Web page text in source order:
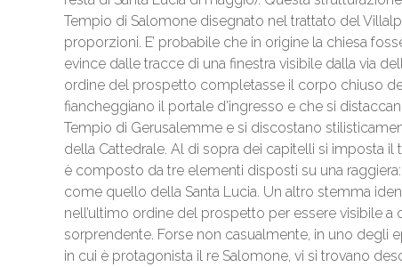
Tempio di Salomone disegnato nel trattato del
proporzioni. E’ probabile che in origine la chiesa
evince dalle tracce di una finestra visibile dalla via
ordine del prospetto completasse il corpo chiuso
fiancheggiano il portale d’ingresso e che si
Tempio di Gerusalemme e si discostano
della Cattedrale. Al di sopra dei capitelli si imposta
è composto da tre elementi disposti su una
come quello della Santa Lucia. Un altro stemma
nell’ultimo ordine del prospetto per essere visibile a
sorprendente. Forse non casualmente, in uno degli
in cui è protagonista il re Salomone, vi si trovano